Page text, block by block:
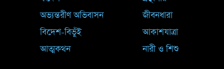
অভ্যন্তরীণ অভিবাসন
বিদেশ-বিভুঁই
আত্মকথন
জীবনধারা
আকাশযাত্রা
নারী ও শিশু